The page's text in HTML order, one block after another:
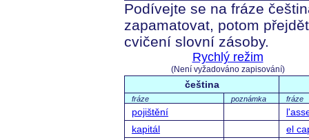
Podívejte se na fráze
zapamatovat, potom
cvičení slovní zásoby.
Rychlý režim
(Není vyžadováno zapisování)
čeština
fráze poznámka fráze
pojištění
kapitál
el